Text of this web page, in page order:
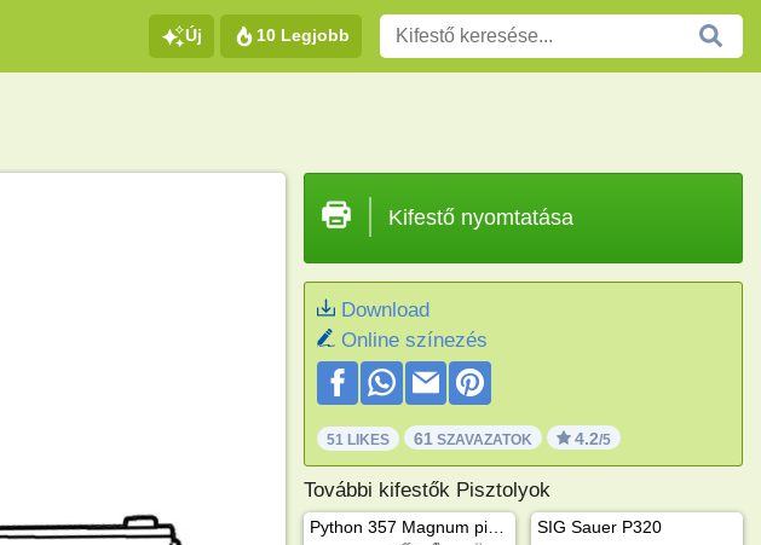
Új 10 Legjobb
Kifestő nyomtatása
Download
Online színezés
51 LIKES 61 SZAVAZATOK 4.2/5
További kifestők Pisztolyok
Python 357 Magnum pisztoly SIG Sauer P320